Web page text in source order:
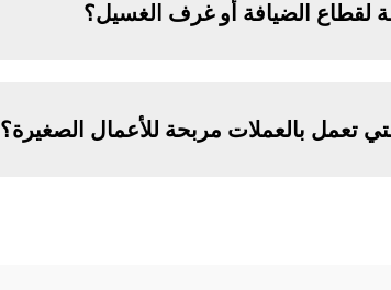
لقطاع الضيافة أو غرف الغسيل؟
تعمل بالعملات مربحة للأعمال الصغيرة؟